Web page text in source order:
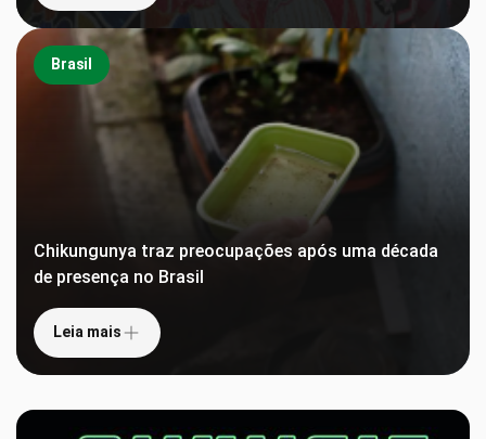
Brasil
Chikungunya traz preocupações após uma década
de presença no Brasil
Leia mais